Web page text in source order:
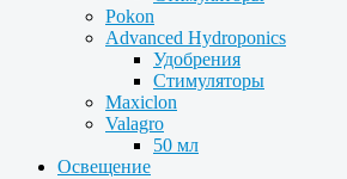
Pokon
Advanced Hydroponics
Удобрения
Стимуляторы
Maxiclon
Valagro
50 мл
Освещение